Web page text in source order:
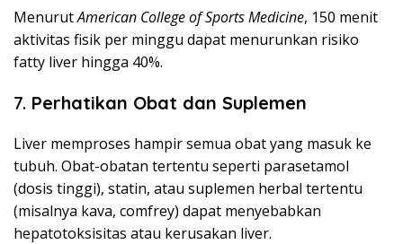
MenurutAmerican College of Sports Medicine, 150 menit
aktivitas fisik per minggu dapat menurunkan risiko
fatty liver hingga 40%.
7. Perhatikan Obat dan Suplemen
Liver memproses hampir semua obat yang masuk ke
tubuh. Obat-obatan tertentu seperti parasetamol
(dosis tinggi), statin, atau suplemen herbal tertentu
(misalnya kava, comfrey) dapat menyebabkan
hepatotoksisitas atau kerusakan liver.